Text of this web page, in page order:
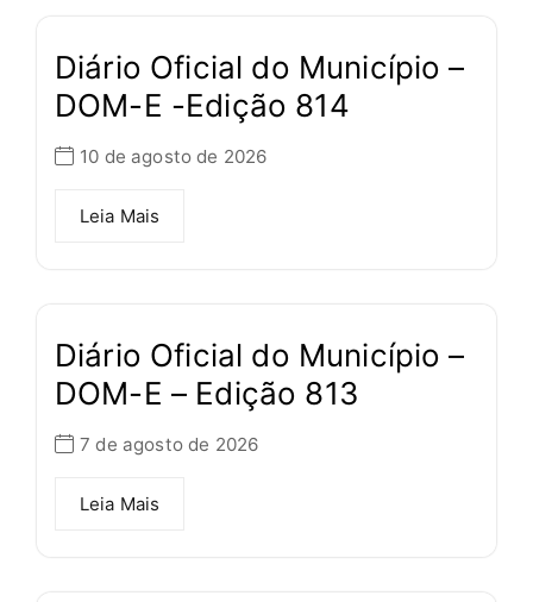
Diário Oficial do Município –
DOM-E -Edição 814
10 de agosto de 2026
Leia Mais
Diário Oficial do Município –
DOM-E – Edição 813
7 de agosto de 2026
Leia Mais